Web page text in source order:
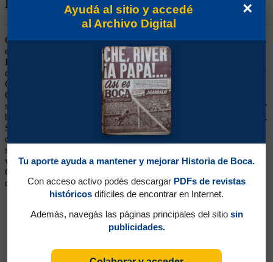
Centro Medio. Ganó un título (Campeonato 1954). Jugó 24 partidos
en la Selección desde su llegada a Boca. Figura en Banfield, llegó a
Boca que desde el retiro de Lazzatti no había podido encontrar un 5
de importancia. Habían pasado Brattina, Magnelli, Zelaya, Salvador
Grecco y Benicio Acosta y ninguno se pudo adueñar del puesto.
Con Mouriño se terminó el problema. Sabía perfectamente cuando
salir a cortar, cuando mandar el equipo para adelante, manejaba muy
bien al equipo desde el medio, tenía personalidad y se hacía respetar.
Se ganó la admiración de todos los simpatizantes del fútbol, por su
caballerosidad y juego limpio. En el final de su trayectoria en Boca,
se ubicó de 6, como segundo zaguero central, al jugar Rattín como
volante central. En 1960 siguió su carrera en Chile, en el Green
Gross. Murió trágicamente en un accidente de aviación el 3 de abril
de 1961
×
Ayudá al sitio y accedé
al Archivo Digital
Tu aporte ayuda a mantener y mejorar Historia de Boca.
Con acceso activo podés descargar PDFs de revistas
históricos difíciles de encontrar en Internet.
Además, navegás las páginas principales del sitio sin
publicidades.